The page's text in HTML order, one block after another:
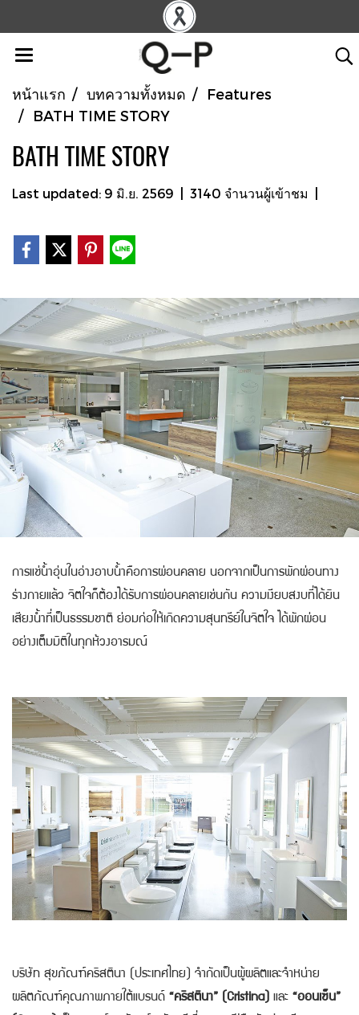
หน้าแรก บทความทั้งหมด
Features
BATH TIME STORY
BATH TIME STORY
Last updated: 9 มิ.ย. 2569 3140 จำนวนผู้เข้าชม
การแช่น้ำอุ่นในอ่างอาบน้ำคือการผ่อนคลาย นอกจากเป็นการพักผ่อนทาง
ร่างกายแล้ว จิตใจก็ต้องได้รับการผ่อนคลายเช่นกัน ความเงียบสงบที่ได้ยิน
เสียงน้ำที่เป็นธรรมชาติ ย่อมก่อให้เกิดความสุนทรีย์ในจิตใจ ได้พักผ่อน
อย่างเต็มมิติในทุกห้วงอารมณ์
บริษัท สุขภัณฑ์คริสตินา (ประเทศไทย) จำกัดเป็นผู้ผลิตและจำหน่าย
ผลิตภัณฑ์คุณภาพภายใต้แบรนด์ “คริสตินา” (Cristina) และ “ออนเซ็น”